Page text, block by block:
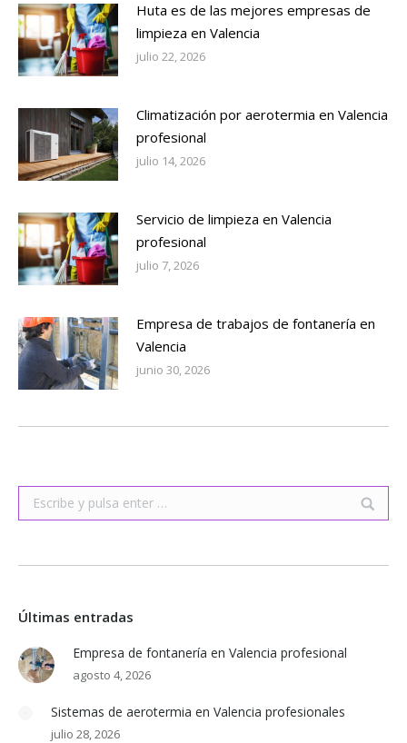
Huta es de las mejores empresas de
limpieza en Valencia
julio 22, 2026
Climatización por aerotermia en Valencia
profesional
julio 14, 2026
Servicio de limpieza en Valencia
profesional
julio 7, 2026
Empresa de trabajos de fontanería en
Valencia
junio 30, 2026
Buscar:
Últimas entradas
Empresa de fontanería en Valencia profesional
agosto 4, 2026
Sistemas de aerotermia en Valencia profesionales
julio 28, 2026